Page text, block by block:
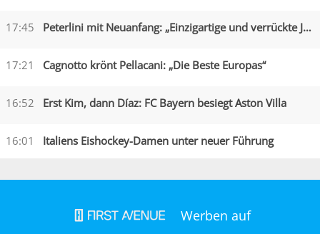
17:45 Peterlini mit Neuanfang: „Einzigartige und verrückte Jahre“
17:21 Cagnotto krönt Pellacani: „Die Beste Europas“
16:52 Erst Kim, dann Díaz: FC Bayern besiegt Aston Villa
16:01 Italiens Eishockey-Damen unter neuer Führung
Werben auf